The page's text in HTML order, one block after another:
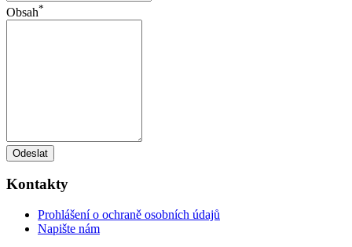
Obsah*
Odeslat
Kontakty
Prohlášení o ochraně osobních údajů
Napište nám